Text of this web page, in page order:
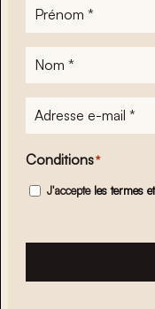
Prénom
Nom
Adresse
e-
mail*
Conditions*
J'accepte les termes